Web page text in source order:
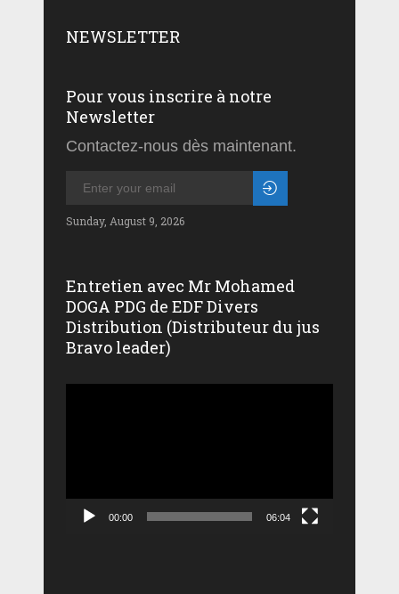
NEWSLETTER
Pour vous inscrire à notre
Newsletter
Contactez-nous dès maintenant.
Sunday, August 9, 2026
Entretien avec Mr Mohamed
DOGA PDG de EDF Divers
Distribution (Distributeur du jus
Bravo leader)
00:00 06:04